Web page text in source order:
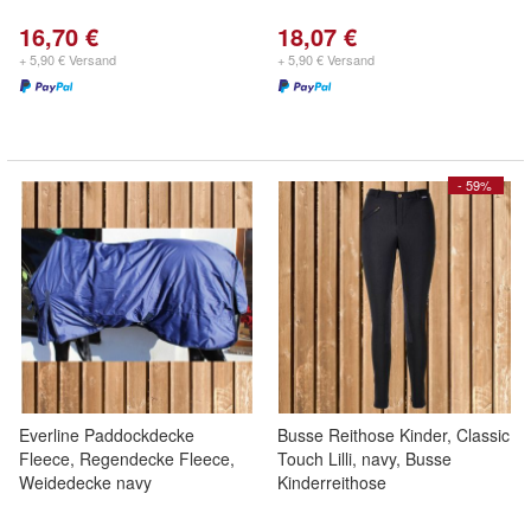
16,70 €
+ 5,90 € Versand
18,07 €
+ 5,90 € Versand
Everline Paddockdecke
Fleece, Regendecke Fleece,
Weidedecke navy
- 59%
Busse Reithose Kinder, Classic
Touch Lilli, navy, Busse
Kinderreithose